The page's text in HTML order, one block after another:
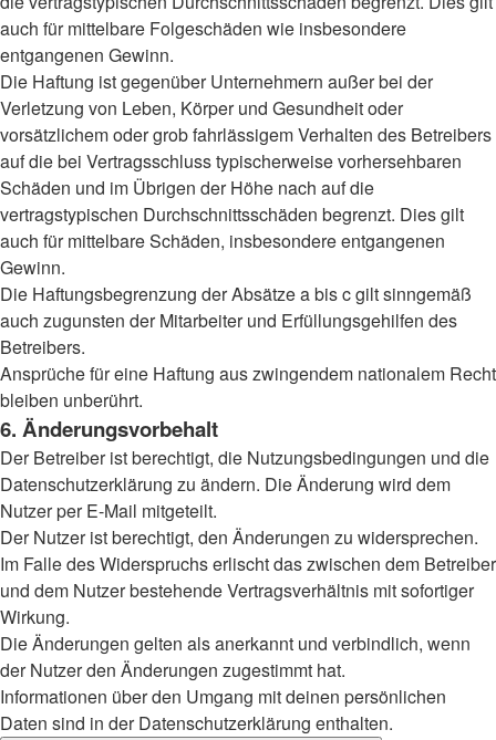
auch für mittelbare Folgeschäden wie insbesondere
entgangenen Gewinn.
Die Haftung ist gegenüber Unternehmern außer bei der
Verletzung von Leben, Körper und Gesundheit oder
vorsätzlichem oder grob fahrlässigem Verhalten des Betreibers
auf die bei Vertragsschluss typischerweise vorhersehbaren
Schäden und im Übrigen der Höhe nach auf die
vertragstypischen Durchschnittsschäden begrenzt. Dies gilt
auch für mittelbare Schäden, insbesondere entgangenen
Gewinn.
Die Haftungsbegrenzung der Absätze a bis c gilt sinngemäß
auch zugunsten der Mitarbeiter und Erfüllungsgehilfen des
Betreibers.
Ansprüche für eine Haftung aus zwingendem nationalem Recht
bleiben unberührt.
6. Änderungsvorbehalt
Der Betreiber ist berechtigt, die Nutzungsbedingungen und die
Datenschutzerklärung zu ändern. Die Änderung wird dem
Nutzer per E-Mail mitgeteilt.
Der Nutzer ist berechtigt, den Änderungen zu widersprechen.
Im Falle des Widerspruchs erlischt das zwischen dem Betreiber
und dem Nutzer bestehende Vertragsverhältnis mit sofortiger
Wirkung.
Die Änderungen gelten als anerkannt und verbindlich, wenn
der Nutzer den Änderungen zugestimmt hat.
Informationen über den Umgang mit deinen persönlichen
Daten sind in der Datenschutzerklärung enthalten.